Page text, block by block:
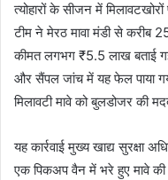
त्योहारों के सीजन में मिलावटखोरों
टीम ने मेरठ मावा मंडी से करीब
कीमत लगभग ₹5.5 लाख बताई
और सैंपल जांच में यह फेल पाया
मिलावटी मावे को बुलडोजर की
यह कार्रवाई मुख्य खाद्य सुरक्षा
एक पिकअप वैन में भरे हुए मावे